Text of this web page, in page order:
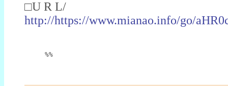
□U R L/
http://https://www.mianao.info/go/
%%